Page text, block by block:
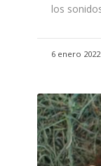
los
6 enero 2022